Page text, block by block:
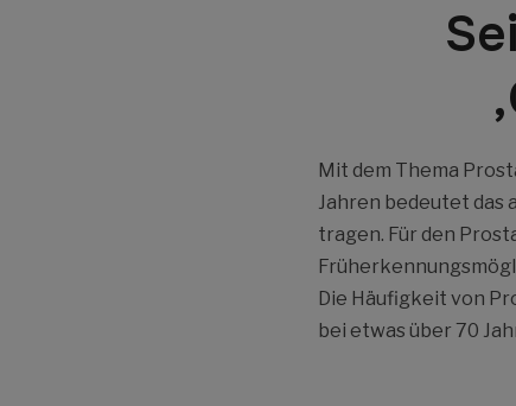
Mit dem Thema
Jahren bedeutet das
tragen. Für den
Die Häufigkeit von
bei etwas über 70